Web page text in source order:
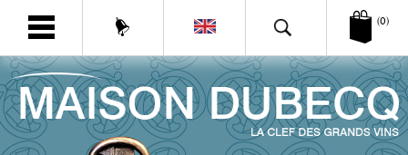
(0)